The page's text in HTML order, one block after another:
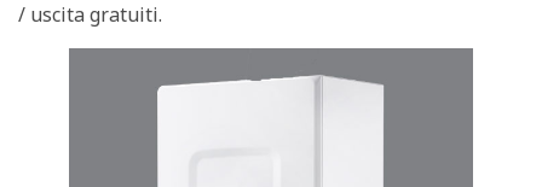
/ uscita gratuiti.